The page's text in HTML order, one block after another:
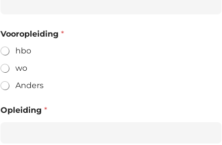
Vooropleiding *
hbo
wo
Anders
Opleiding *